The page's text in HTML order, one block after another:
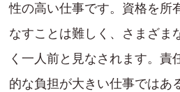
性の高い仕事です。資格を所
なすことは難しく、さまざま
く一人前と見なされます。責
的な負担が大きい仕事ではあ